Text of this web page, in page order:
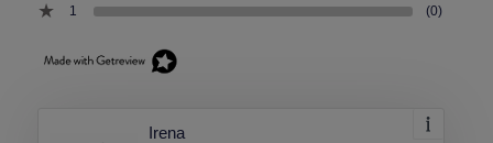
1
(0)
Irena